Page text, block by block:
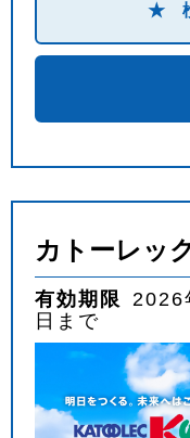
★ 検
カトーレッ
有効期限 2026
日まで